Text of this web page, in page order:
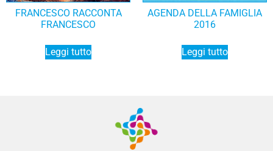
FRANCESCO RACCONTA
FRANCESCO
Leggi tutto
AGENDA DELLA FAMIGLIA
2016
Leggi tutto